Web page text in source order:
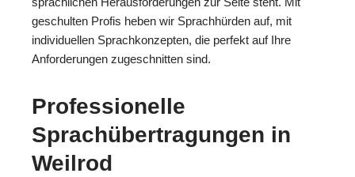
geschulten Profis heben wir Sprachhürden auf, mit
individuellen Sprachkonzepten, die perfekt auf Ihre
Anforderungen zugeschnitten sind.
Professionelle
Sprachübertragungen in
Weilrod